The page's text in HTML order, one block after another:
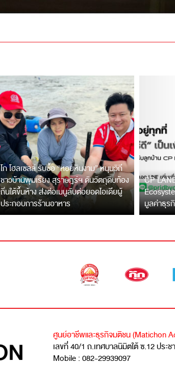
โก โฮลเซลล์ รับซื้อ “หอยหินงาม” หนุนวิถี
ชาวบ้านพุมเรียง สุราษฎร์ฯ ดันวัตถุดิบท้อง
ถิ่นใต้ขึ้นห้าง ส่งต่อเมนูลับต่อยอดไอเดียผู้
ประกอบการร้านอาหาร
CP
มูลค่าธุร
ศูนย์อาชีพและธุรกิจมติชน (Matichon
เลขที่ 40/1 ถ.เทศบาลนิมิตใต้ ซ.12 ประ
Mobile : 082-29939097